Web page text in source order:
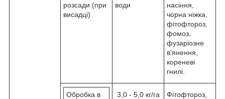
розсади (при
висадці)
води
насіння,
чорна ніжка,
фітофтороз,
фомоз,
фузаріозне
в'янення,
кореневі
гнилі.
Обробка в
3,0 - 5,0 кг/га
Фітофтороз,